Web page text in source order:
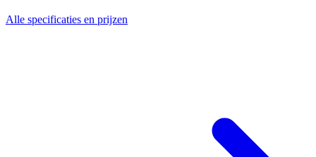
Alle specificaties en prijzen